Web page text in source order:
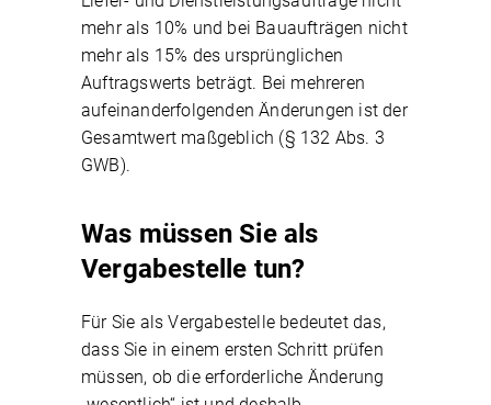
mehr als 10% und bei Bauaufträgen nicht
mehr als 15% des ursprünglichen
Auftragswerts beträgt. Bei mehreren
aufeinanderfolgenden Änderungen ist der
Gesamtwert maßgeblich (§ 132 Abs. 3
GWB).
Was müssen Sie als
Vergabestelle tun?
Für Sie als Vergabestelle bedeutet das,
dass Sie in einem ersten Schritt prüfen
müssen, ob die erforderliche Änderung